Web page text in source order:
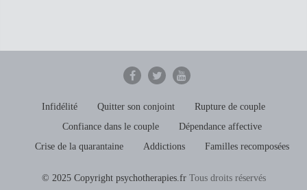
Infidélité Quitter son conjoint
Rupture de couple
Confiance dans le couple
Dépendance affective
Crise de la quarantaine
Addictions Familles recomposées
© 2025 Copyright psychotherapies.frTous droits réservés